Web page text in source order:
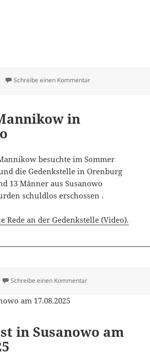
Schreibe einen Kommentarzu Hildebrandt
in
besuchte im Sommer
die Gedenkstelle in Orenburg
13 Männer aus Susanowo
schuldlos erschossen .
Rede an der Gedenkstelle (Video).
Schreibe einen Kommentarzu Dimitri Mannikow
in Susanowo am